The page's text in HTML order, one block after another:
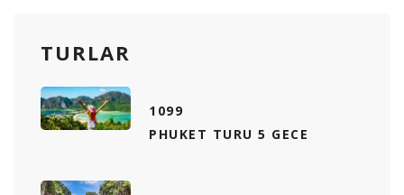
TURLAR
1099
PHUKET TURU 5 GECE